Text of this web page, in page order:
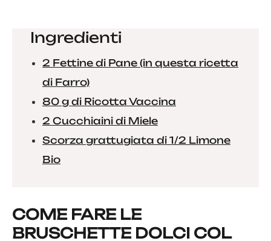
Ingredienti
2 Fettine di Pane (in questa ricetta
di Farro)
80 g di Ricotta Vaccina
2 Cucchiaini di Miele
Scorza grattugiata di 1/2 Limone
Bio
COME FARE LE
BRUSCHETTE DOLCI COL